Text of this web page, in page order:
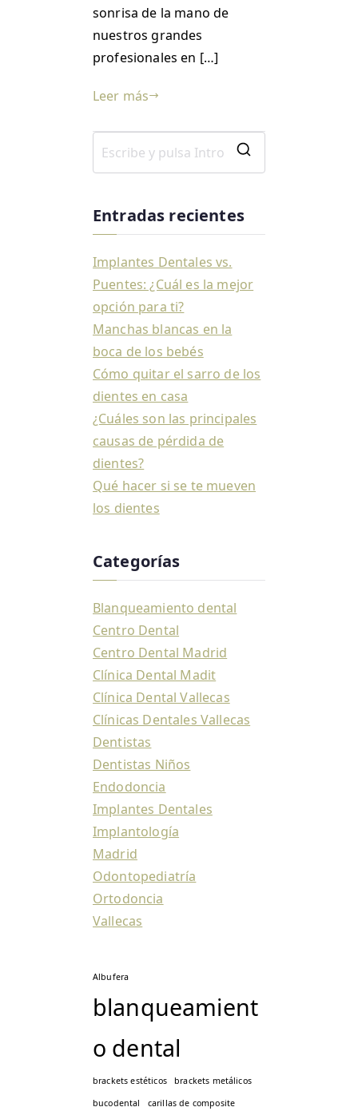
sonrisa de la mano de
nuestros grandes
profesionales en […]
Leer más
Entradas recientes
Implantes Dentales vs.
Puentes: ¿Cuál es la mejor
opción para ti?
Manchas blancas en la
boca de los bebés
Cómo quitar el sarro de los
dientes en casa
¿Cuáles son las principales
causas de pérdida de
dientes?
Qué hacer si se te mueven
los dientes
Categorías
Blanqueamiento dental
Centro Dental
Centro Dental Madrid
Clínica Dental Madit
Clínica Dental Vallecas
Clínicas Dentales Vallecas
Dentistas
Dentistas Niños
Endodoncia
Implantes Dentales
Implantología
Madrid
Odontopediatría
Ortodoncia
Vallecas
Albufera
blanqueamient
o dental
brackets estéticos
brackets metálicos
bucodental
carillas de composite